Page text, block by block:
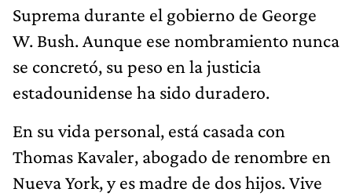
Suprema durante el gobierno de George
W. Bush. Aunque ese nombramiento nunca
se concretó, su peso en la justicia
estadounidense ha sido duradero.
En su vida personal, está casada con
Thomas Kavaler, abogado de renombre en
Nueva York, y es madre de dos hijos. Vive